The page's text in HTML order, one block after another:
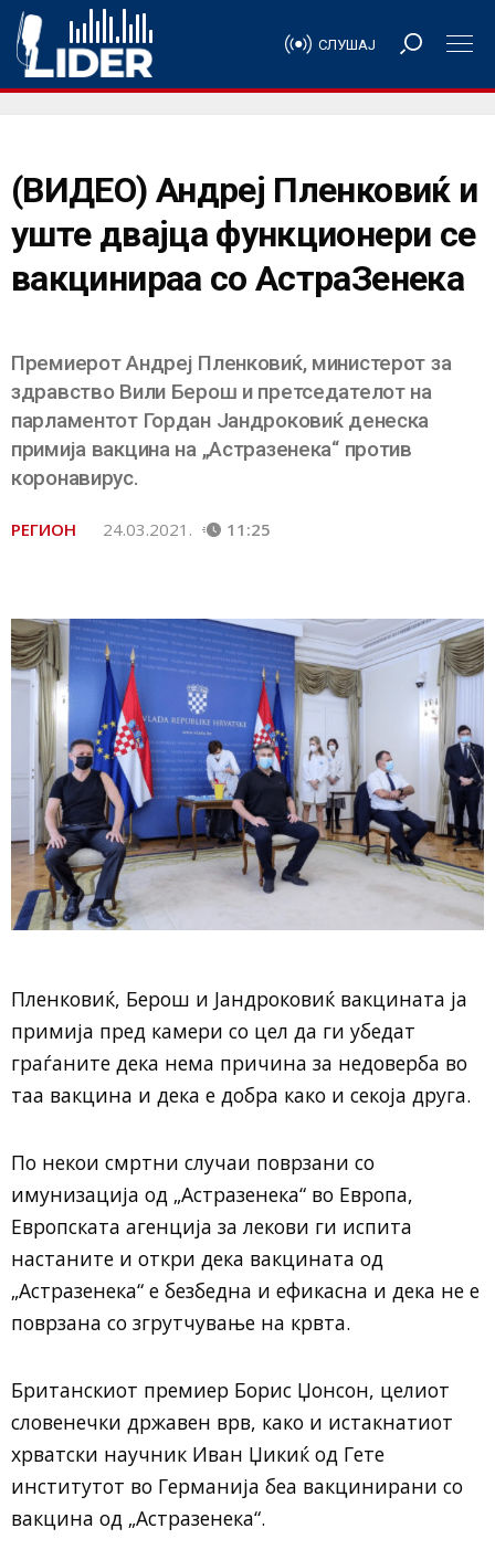
СЛУШАЈ
(ВИДЕО) Андреј Пленковиќ и
уште двајца функционери се
вакцинираа со АстраЗенека
Премиерот Андреј Пленковиќ, министерот за
здравство Вили Берош и претседателот на
парламентот Гордан Јандроковиќ денеска
примија вакцина на „Астразенека“ против
коронавирус.
РЕГИОН 24.03.2021. 11:25
Пленковиќ, Берош и Јандроковиќ вакцината ја
примија пред камери со цел да ги убедат
граѓаните дека нема причина за недоверба во
таа вакцина и дека е добра како и секоја друга.
По некои смртни случаи поврзани со
имунизација од „Астразенека“ во Европа,
Европската агенција за лекови ги испита
настаните и откри дека вакцината од
„Астразенека“ е безбедна и ефикасна и дека не е
поврзана со згрутчување на крвта.
Британскиот премиер Борис Џонсон, целиот
словенечки државен врв, како и истакнатиот
хрватски научник Иван Џикиќ од Гете
институтот во Германија беа вакцинирани со
вакцина од „Астразенека“.